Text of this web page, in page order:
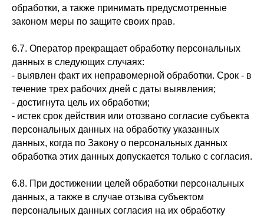
обработки, а также принимать предусмотренные
законом меры по защите своих прав.
6.7. Оператор прекращает обработку персональных
данных в следующих случаях:
- выявлен факт их неправомерной обработки. Срок - в
течение трех рабочих дней с даты выявления;
- достигнута цель их обработки;
- истек срок действия или отозвано согласие субъекта
персональных данных на обработку указанных
данных, когда по Закону о персональных данных
обработка этих данных допускается только с согласия.
6.8. При достижении целей обработки персональных
данных, а также в случае отзыва субъектом
персональных данных согласия на их обработку